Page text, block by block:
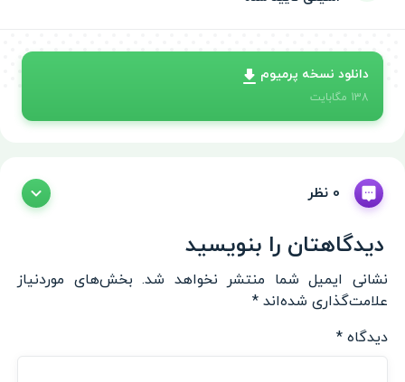
دانلود نسخه پرمیوم
138 مگابایت
0 نظر
دیدگاهتان را بنویسید
نشانی ایمیل شما منتشر نخواهد شد. بخش‌های موردنیاز
علامت‌گذاری شده‌اند *
دیدگاه *